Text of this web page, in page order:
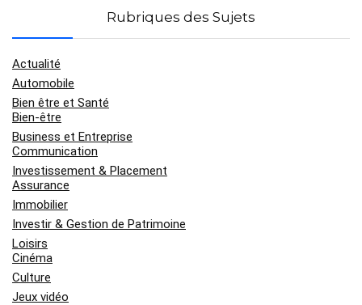
Rubriques des Sujets
Actualité
Automobile
Bien être et Santé
Bien-être
Business et Entreprise
Communication
Investissement & Placement
Assurance
Immobilier
Investir & Gestion de Patrimoine
Loisirs
Cinéma
Culture
Jeux vidéo